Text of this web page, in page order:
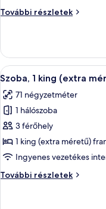
nemdohányzó,
További részletek
Családi
további
részletei
A
következő
szoba
összes
képének
megtekintése:
Szoba,
king
7
Szoba, 1 king (extra
71 négyzetméter
1 hálószoba
3 férőhely
1 king (extra méretű)
Ingyenes vezetékes
További részletek
Szoba,